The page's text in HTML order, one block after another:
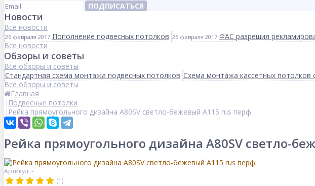
ПОДПИСАТЬСЯ
Новости
Все новости
26 февраля 2017 Пополнение подвесных потолков 25 февраля 2017 ФАС разрешил
Все новости
Обзоры и советы
Все обзоры и советы
Стандартная схема монтажа подвесных потолков Схема монтажа кассетных потолков
Все обзоры и советы
Главная
Подвесные потолки
Рейка прямоугольного дизайна A80SV светло-бежевый А115 rus перф.
Рейка прямоугольного дизайна A80SV светло-
Артикул: -
(1)